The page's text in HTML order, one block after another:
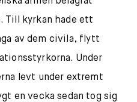
Till kyrkan hade ett
av dem civila, flytt
Under
levt under extremt
en vecka sedan tog sig